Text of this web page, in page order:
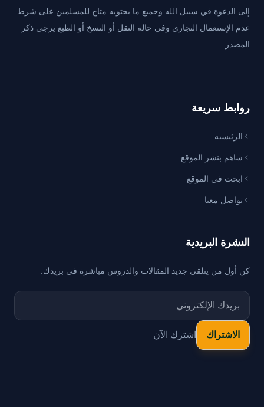
إلى الدعوة في سبيل الله وجميع ما يحتويه متاح للمسلمين على شرط
عدم الإستعمال التجاري وفي حالة النقل أو النسخ أو الطبع يرجى ذكر
المصدر
روابط سريعة
الرئيسيه
ساهم بنشر الموقع
ابحث في الموقع
تواصل معنا
النشرة البريدية
كن أول من يتلقى جديد المقالات والدروس مباشرة في بريدك.
اشترك الآن